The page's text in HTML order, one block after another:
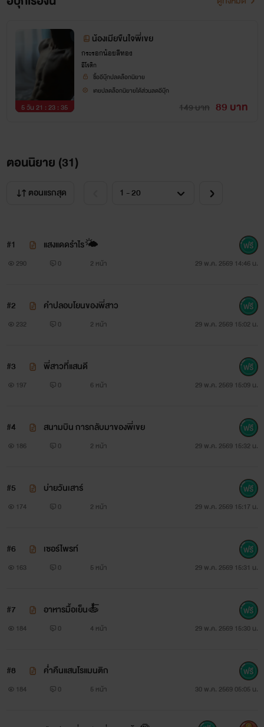
5 วัน 21 : 23 : 35
น้องเมียขืนใจพี่เขย
กระรอกน้อยสีทอง
อีโรติก
ซื้ออีบุ๊กปลดล็อกนิยาย
เคยปลดล็อกนิยายได้ส่วนลดอีบุ๊ก
149 บาท 89 บาท
ตอนนิยาย (31)
ตอนแรกสุด
#1 แสงแดดรำไร🌤️
290 0 2 หน้า 29 พ.ค. 2569 14:46 น.
#2 คำปลอบโยนของพี่สาว
232 0 2 หน้า 29 พ.ค. 2569 15:02 น.
#3 พี่สาวที่แสนดี
197 0 6 หน้า 29 พ.ค. 2569 15:09 น.
#4 สนามบิน การกลับมาของพี่เขย
186 0 2 หน้า 29 พ.ค. 2569 15:32 น.
#5 บ่ายวันเสาร์
174 0 2 หน้า 29 พ.ค. 2569 15:17 น.
#6 เซอร์ไพรท์
163 0 5 หน้า 29 พ.ค. 2569 15:31 น.
#7 อาหารมื้อเย็น🍝
184 0 4 หน้า 29 พ.ค. 2569 15:30 น.
#8 ค่ำคืนแสนโรแมนติก
184 0 5 หน้า 30 พ.ค. 2569 05:05 น.